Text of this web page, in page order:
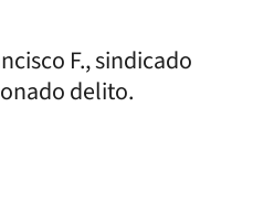
F., sindicado
delito.